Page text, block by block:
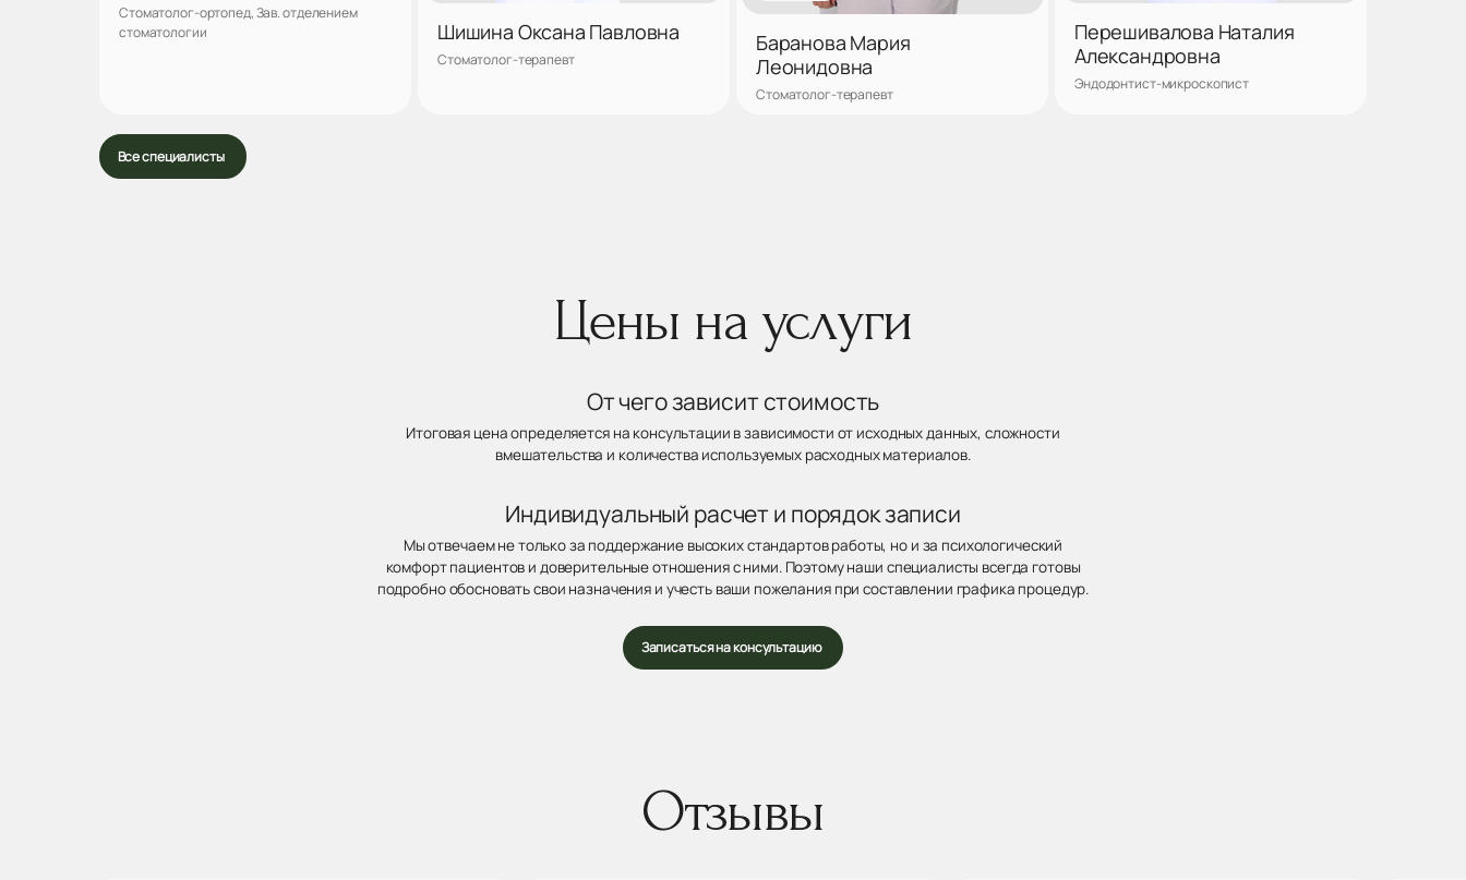
Стоматолог-ортопед, Зав. отделением
стоматологии
Шишина Оксана Павловна
Стоматолог-терапевт
Баранова Мария
Леонидовна
Стоматолог-терапевт
Перешивалова Наталия
Александровна
Эндодонтист-микроскопист
Все специалисты
Цены на услуги
От чего зависит стоимость
Итоговая цена определяется на консультации в зависимости от исходных данных, сложности
вмешательства и количества используемых расходных материалов.
Индивидуальный расчет и порядок записи
Мы отвечаем не только за поддержание высоких стандартов работы, но и за психологический
комфорт пациентов и доверительные отношения с ними. Поэтому наши специалисты всегда готовы
подробно обосновать свои назначения и учесть ваши пожелания при составлении графика процедур.
Записаться на консультацию
Отзывы